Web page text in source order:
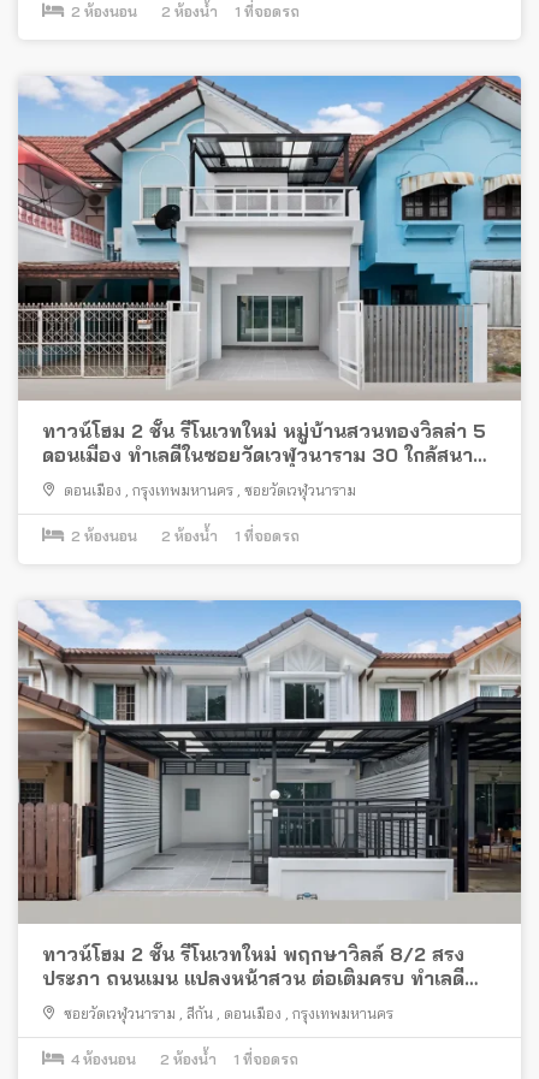
2 ห้องนอน 2 ห้องน้ำ 1 ที่จอดรถ
ทาวน์โฮม 2 ชั้น รีโนเวทใหม่ หมู่บ้านสวนทองวิลล่า 5
ดอนเมือง ทำเลดีในซอยวัดเวฬุวนาราม 30 ใกล้สนาม
บินดอนเมือง
ดอนเมือง กรุงเทพมหานคร ซอยวัดเวฬุวนาราม
2 ห้องนอน 2 ห้องน้ำ 1 ที่จอดรถ
ทาวน์โฮม 2 ชั้น รีโนเวทใหม่ พฤกษาวิลล์ 8/2 สรง
ประภา ถนนเมน แปลงหน้าสวน ต่อเติมครบ ทำเลดี
พร้อมอยู่
ซอยวัดเวฬุวนาราม , สีกัน , ดอนเมือง , กรุงเทพมหานคร
4 ห้องนอน 2 ห้องน้ำ 1 ที่จอดรถ